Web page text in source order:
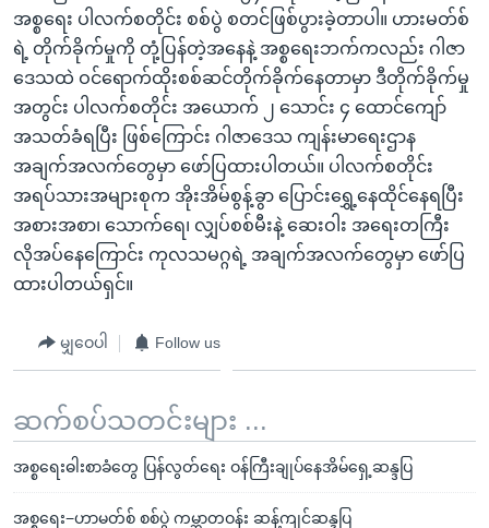
အစ္စရေး ပါလက်စတိုင်း စစ်ပွဲ စတင်ဖြစ်ပွားခဲ့တာပါ။​ ဟားမတ်စ်
ရဲ့ တိုက်ခိုက်မှုကို တုံ့ပြန်တဲ့အနေနဲ့ အစ္စရေးဘက်ကလည်း ဂါဇာ
ဒေသထဲ ဝင်ရောက်ထိုးစစ်ဆင်တိုက်ခိုက်နေတာမှာ ဒီတိုက်ခိုက်မှု
အတွင်း ပါလက်စတိုင်း အယောက် ၂ သောင်း ၄ ထောင်ကျော်
အသတ်ခံရပြီး ဖြစ်ကြောင်း ဂါဇာဒေသ ကျန်းမာရေးဌာန
အချက်အလက်တွေမှာ ဖော်ပြထားပါတယ်။ ပါလက်စတိုင်း
အရပ်သားအများစုက အိုးအိမ်စွန့်ခွာ ပြောင်းရွှေ့နေထိုင်နေရပြီး
အစားအစာ၊ သောက်ရေ၊ လျှပ်စစ်မီးနဲ့ ဆေးဝါး အရေးတကြီး
လိုအပ်နေကြောင်း ကုလသမဂ္ဂရဲ့ အချက်အလက်တွေမှာ ဖော်ပြ
ထားပါတယ်ရှင်။
မျှဝေပါ Follow us
ဆက်စပ်သတင်းများ ...
အစ္စရေးဓါးစာခံတွေ ပြန်လွတ်ရေး ဝန်ကြီးချုပ်နေအိမ်ရှေ့ဆန္ဒပြ
အစ္စရေး−ဟာမတ်စ် စစ်ပွဲ ကမ္ဘာတဝန်း ဆန့်ကျင်ဆန္ဒပြ